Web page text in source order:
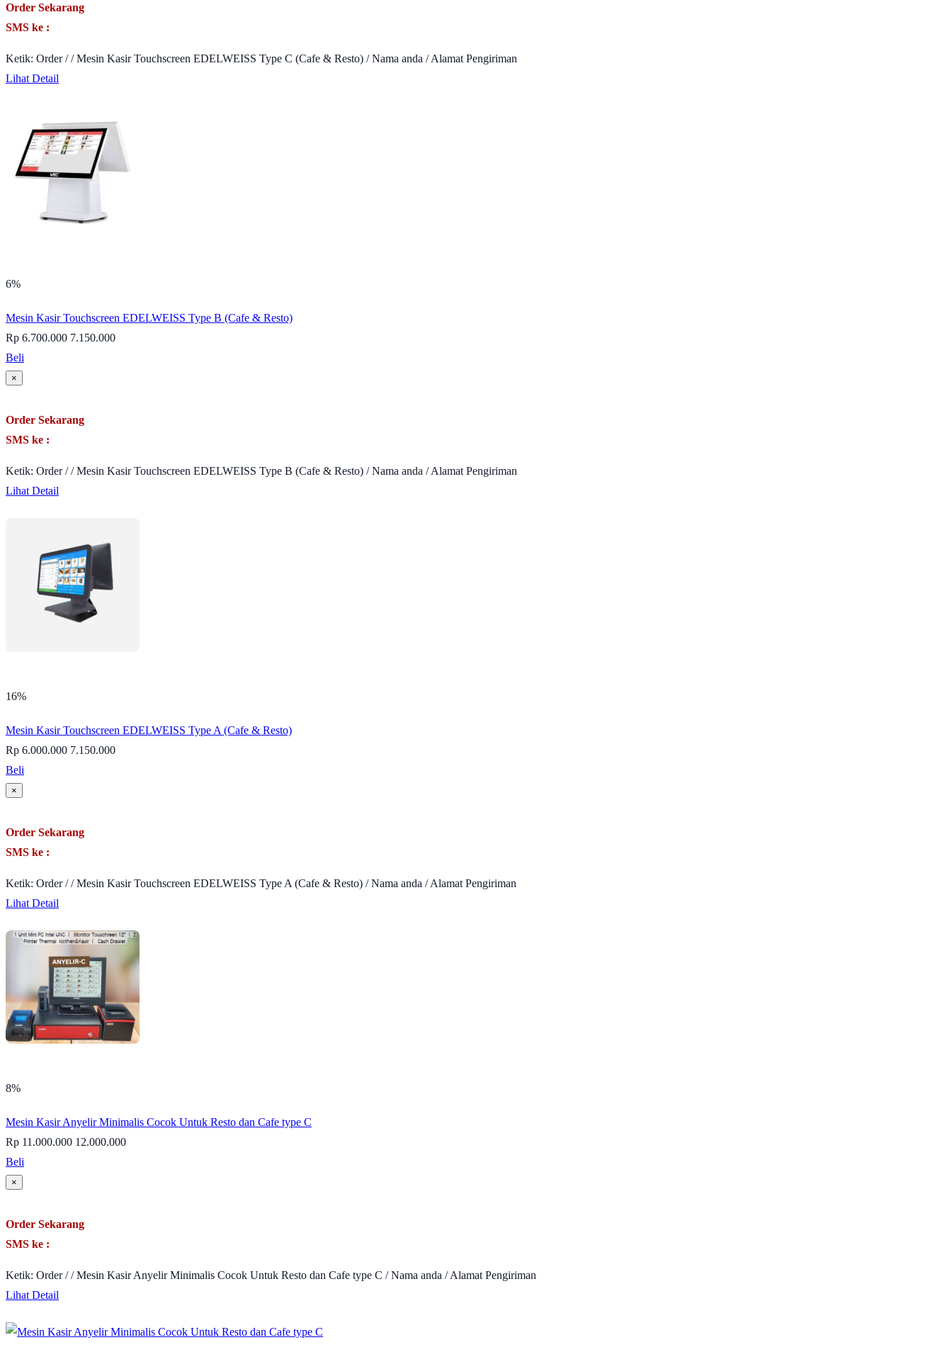
Order Sekarang
SMS ke :
Ketik: Order / / Mesin Kasir Touchscreen EDELWEISS Type C (Cafe & Resto) / Nama anda / Alamat Pengiriman
Lihat Detail
6%
Mesin Kasir Touchscreen EDELWEISS Type B (Cafe & Resto)
Rp 6.700.000 7.150.000
Beli
×
Order Sekarang
SMS ke :
Ketik: Order / / Mesin Kasir Touchscreen EDELWEISS Type B (Cafe & Resto) / Nama anda / Alamat Pengiriman
Lihat Detail
16%
Mesin Kasir Touchscreen EDELWEISS Type A (Cafe & Resto)
Rp 6.000.000 7.150.000
Beli
×
Order Sekarang
SMS ke :
Ketik: Order / / Mesin Kasir Touchscreen EDELWEISS Type A (Cafe & Resto) / Nama anda / Alamat Pengiriman
Lihat Detail
8%
Mesin Kasir Anyelir Minimalis Cocok Untuk Resto dan Cafe type C
Rp 11.000.000 12.000.000
Beli
×
Order Sekarang
SMS ke :
Ketik: Order / / Mesin Kasir Anyelir Minimalis Cocok Untuk Resto dan Cafe type C / Nama anda / Alamat Pengiriman
Lihat Detail